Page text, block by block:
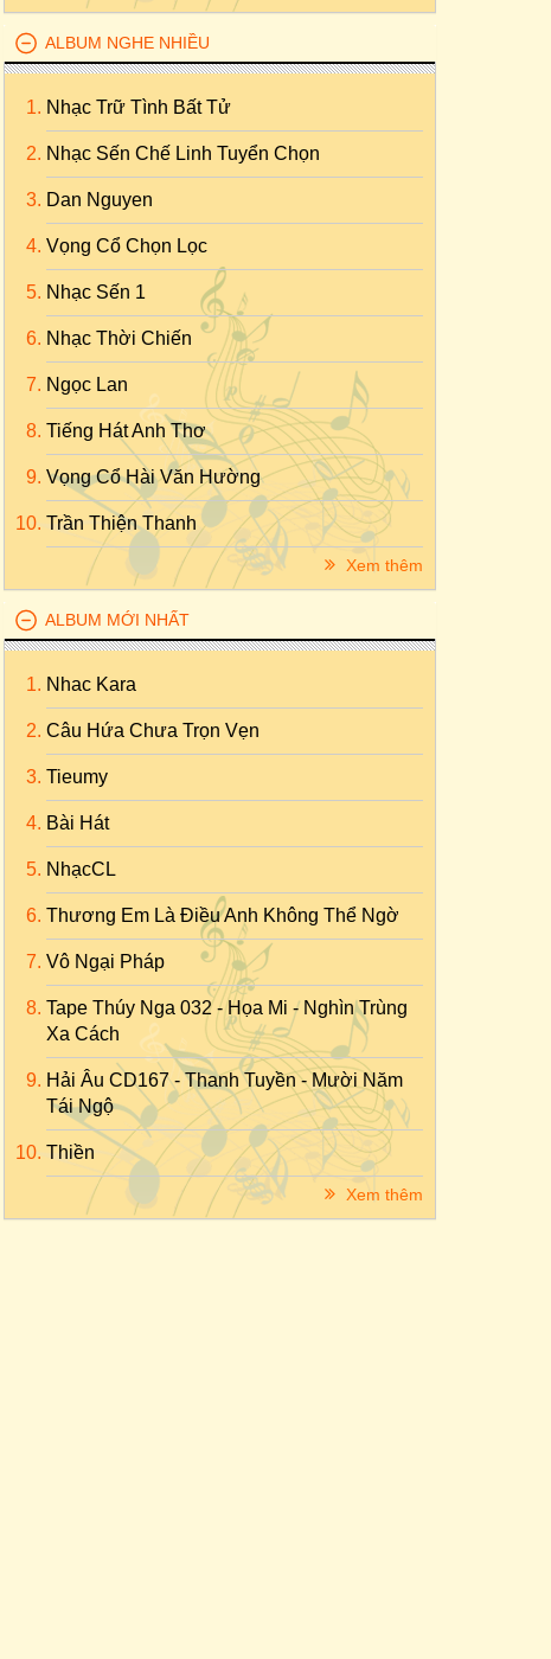
ALBUM NGHE NHIỀU
Nhạc Trữ Tình Bất Tử
Nhạc Sến Chế Linh Tuyển Chọn
Dan Nguyen
Vọng Cổ Chọn Lọc
Nhạc Sến 1
Nhạc Thời Chiến
Ngọc Lan
Tiếng Hát Anh Thơ
Vọng Cổ Hài Văn Hường
Trần Thiện Thanh
Xem thêm
ALBUM MỚI NHẤT
Nhac Kara
Câu Hứa Chưa Trọn Vẹn
Tieumy
Bài Hát
NhạcCL
Thương Em Là Điều Anh Không Thể Ngờ
Vô Ngại Pháp
Tape Thúy Nga 032 - Họa Mi - Nghìn Trùng
Xa Cách
Hải Âu CD167 - Thanh Tuyền - Mười Năm
Tái Ngộ
Thiền
Xem thêm